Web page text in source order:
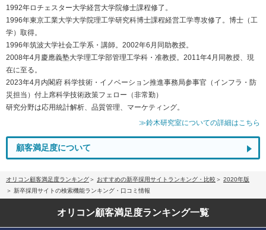
1992年ロチェスター大学経営大学院修士課程修了。
1996年東京工業大学大学院理工学研究科博士課程経営工学専攻修了。博士（工
学）取得。
1996年筑波大学社会工学系・講師。2002年6月同助教授。
2008年4月慶應義塾大学理工学部管理工学科・准教授。2011年4月同教授、現
在に至る。
2023年4月内閣府 科学技術・イノベーション推進事務局参事官（インフラ・防
災担当）付上席科学技術政策フェロー（非常勤）
研究分野は応用統計解析、品質管理、マーケティング。
≫鈴木研究室についての詳細はこちら
顧客満足度について
オリコン顧客満足度ランキング おすすめの新卒採用サイトランキング・比較
2020年版
新卒採用サイトの検索機能ランキング・口コミ情報
オリコン顧客満足度ランキング一覧